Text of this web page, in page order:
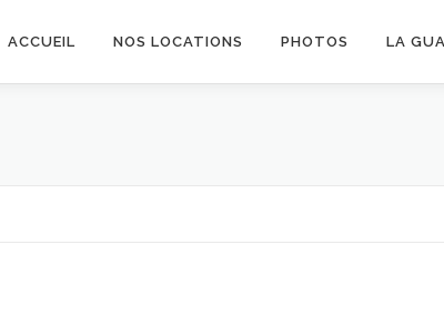
ACCUEIL NOS LOCATIONS PHOTOS LA